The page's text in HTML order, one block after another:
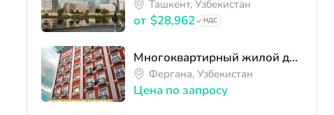
Ташкент, Узбекистан
от $28,962 НДС
Многоквартирный жилой дом ЖК "Fayz Avenue"
Фергана, Узбекистан
Цена по запросу